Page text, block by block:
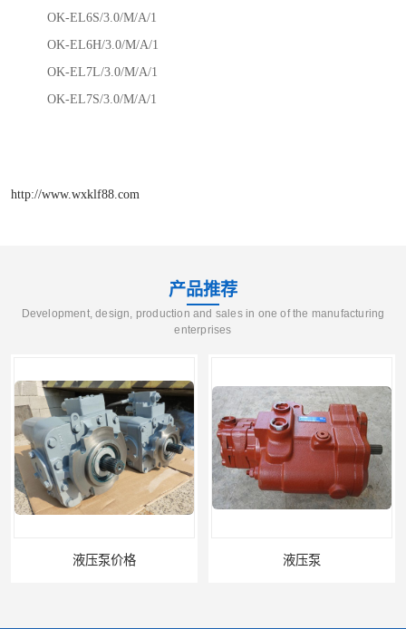
OK-EL6S/3.0/M/A/1
OK-EL6H/3.0/M/A/1
OK-EL7L/3.0/M/A/1
OK-EL7S/3.0/M/A/1
http://www.wxklf88.com
产品推荐
Development, design, production and sales in one of the manufacturing
enterprises
液压泵价格 液压泵